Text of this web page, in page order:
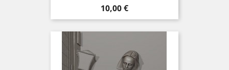
Preis
10,00 €